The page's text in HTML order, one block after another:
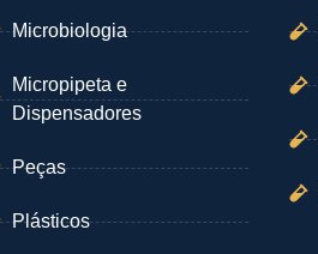
Microbiologia
Micropipeta e
Dispensadores
Peças
Plásticos